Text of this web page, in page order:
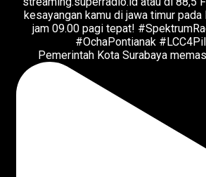
Pemerintah Kota Surabaya